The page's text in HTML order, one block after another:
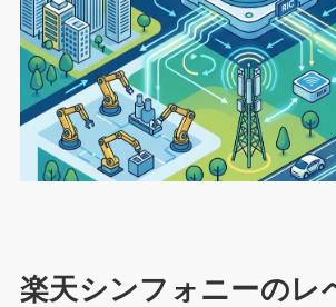
楽天シンフォニーのレ